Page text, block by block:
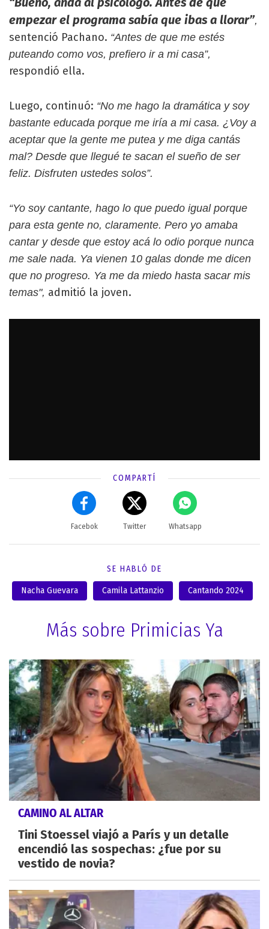
empezar el programa sabía que ibas a llorar”,
sentenció Pachano. “Antes de que me estés
puteando como vos, prefiero ir a mi casa”,
respondió ella.
Luego, continuó: “No me hago la dramática y soy
bastante educada porque me iría a mi casa. ¿Voy a
aceptar que la gente me putea y me diga cantás
mal? Desde que llegué te sacan el sueño de ser
feliz. Disfruten ustedes solos”.
“Yo soy cantante, hago lo que puedo igual porque
para esta gente no, claramente. Pero yo amaba
cantar y desde que estoy acá lo odio porque nunca
me sale nada. Ya vienen 10 galas donde me dicen
que no progreso. Ya me da miedo hasta sacar mis
temas", admitió la joven.
COMPARTÍ
Facebok Twitter Whatsapp
SE HABLÓ DE
Nacha Guevara Camila Lattanzio Cantando 2024
Más sobre Primicias Ya
CAMINO AL ALTAR
Tini Stoessel viajó a París y un detalle
encendió las sospechas: ¿fue por su
vestido de novia?